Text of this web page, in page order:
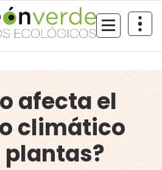
afecta el
climático
plantas?